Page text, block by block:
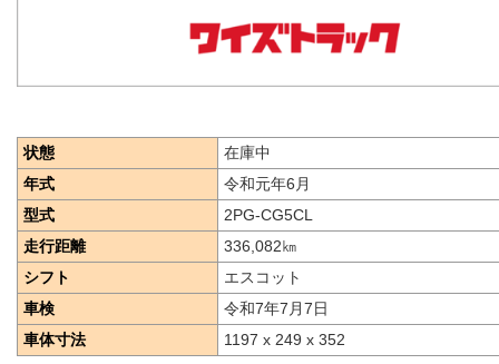
状態
在庫中
年式
令和元年6月
型式
2PG-CG5CL
走行距離
336,082㎞
シフト
エスコット
車検
令和7年7月7日
車体寸法
1197 x 249 x 352